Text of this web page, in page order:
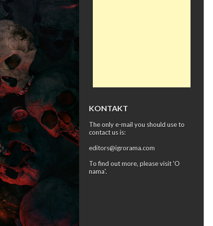
KONTAKT
The only e-mail you should use to
contact us is:
editors@igrorama.com
To find out more, please visit 'O
nama'.